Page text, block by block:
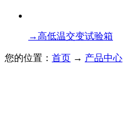
→高低温交变试验箱
您的位置： 首页 → 产品中心